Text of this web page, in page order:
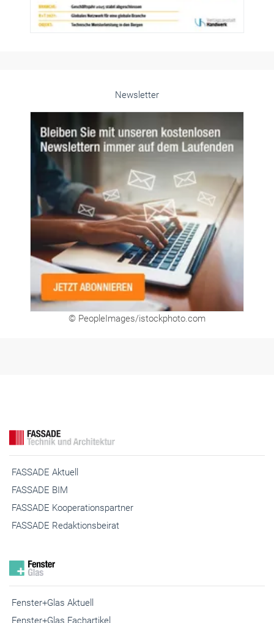
Newsletter
© PeopleImages/istockphoto.com
FASSADE Aktuell
FASSADE BIM
FASSADE Kooperationspartner
FASSADE Redaktionsbeirat
Fenster+Glas Aktuell
Fenster+Glas Fachartikel